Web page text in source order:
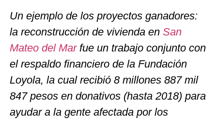
Un ejemplo de los proyectos ganadores:
la reconstrucción de vivienda en San
Mateo del Marfue un trabajo conjunto con
el respaldo financiero de la Fundación
Loyola, la cual recibió 8 millones 887 mil
847 pesos en donativos (hasta 2018) para
ayudar a la gente afectada por los